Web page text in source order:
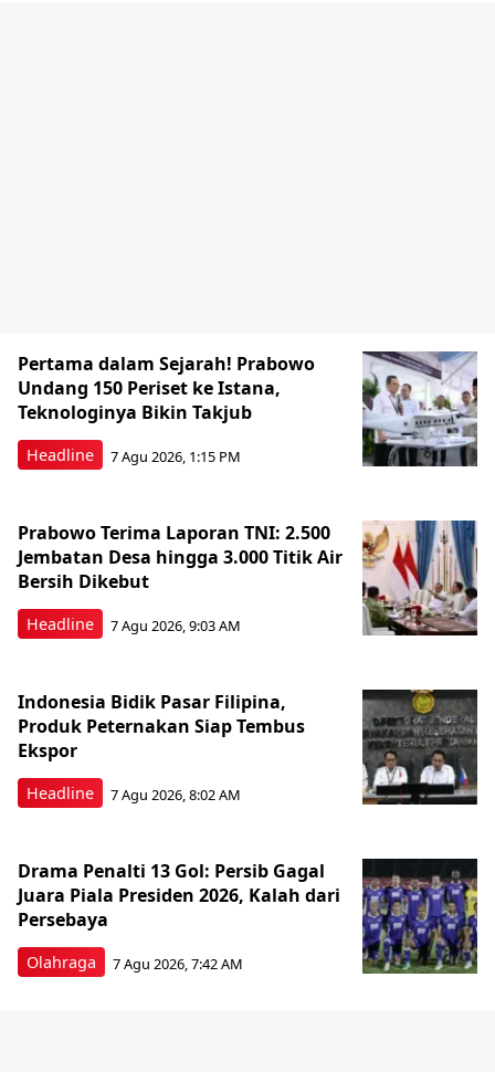
Headline
Pertama dalam Sejarah! Prabowo
Undang 150 Periset ke Istana,
Teknologinya Bikin Takjub
7 Agu 2026, 1:15 PM
Headline
Prabowo Terima Laporan TNI: 2.500
Jembatan Desa hingga 3.000 Titik Air
Bersih Dikebut
7 Agu 2026, 9:03 AM
Headline
Indonesia Bidik Pasar Filipina,
Produk Peternakan Siap Tembus
Ekspor
7 Agu 2026, 8:02 AM
Olahraga
Drama Penalti 13 Gol: Persib Gagal
Juara Piala Presiden 2026, Kalah dari
Persebaya
7 Agu 2026, 7:42 AM